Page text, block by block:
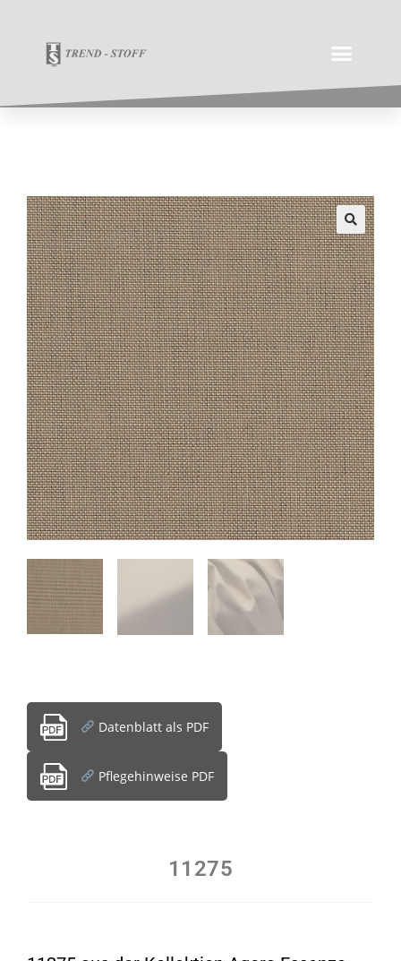
Datenblatt als PDF
Pflegehinweise PDF
11275